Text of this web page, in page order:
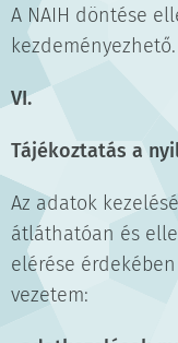
A NAIH döntése
kezdeményezhető.
VI.
Tájékoztatás a
Az adatok
átláthatóan és
elérése
vezetem: